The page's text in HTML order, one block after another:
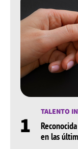
1 TALENTO
en las